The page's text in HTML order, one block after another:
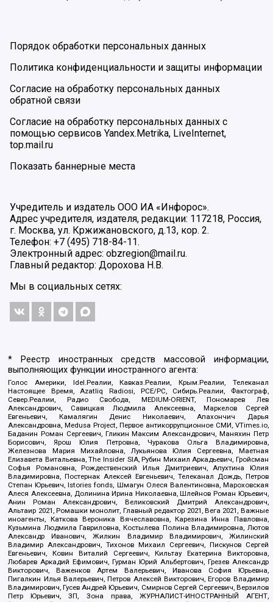
Порядок обработки персональных данных
Политика конфиденциальности и защиты информации
Согласие на обработку персональных данных
обратной связи
Согласие на обработку персональных данных с
помощью сервисов Yandex.Metrika, LiveInternet,
top.mail.ru
Показать баннерные места
Учредитель и издатель ООО ИА «Инфорос».
Адрес учредителя, издателя, редакции: 117218, Россия,
г. Москва, ул. Кржижановского, д.13, кор. 2.
Телефон: +7 (495) 718-84-11.
Электронный адрес: obzregion@mail.ru.
Главный редактор: Дорохова Н.В.
Мы в социальных сетях:
* Реестр иностранных средств массовой информации,
выполняющих функции иностранного агента:
Голос Америки, Idel.Реалии, Кавказ.Реалии, Крым.Реалии, Телеканал
Настоящее Время, Azatliq Radiosi, PCE/PC, Сибирь.Реалии, Фактограф,
Север.Реалии, Радио Свобода, MEDIUM-ORIENT, Пономарев Лев
Александрович, Савицкая Людмила Алексеевна, Маркелов Сергей
Евгеньевич, Камалягин Денис Николаевич, Апахончич Дарья
Александровна, Medusa Project, Первое антикоррупционное СМИ, VTimes.io,
Баданин Роман Сергеевич, Гликин Максим Александрович, Маняхин Петр
Борисович, Ярош Юлия Петровна, Чуракова Ольга Владимировна,
Железнова Мария Михайловна, Лукьянова Юлия Сергеевна, Маетная
Елизавета Витальевна, The Insider SIA, Рубин Михаил Аркадьевич, Гройсман
Софья Романовна, Рождественский Илья Дмитриевич, Апухтина Юлия
Владимировна, Постернак Алексей Евгеньевич, Телеканал Дождь, Петров
Степан Юрьевич, Istories fonds, Шмагун Олеся Валентиновна, Мароховская
Алеся Алексеевна, Долинина Ирина Николаевна, Шлейнов Роман Юрьевич,
Анин Роман Александрович, Великовский Дмитрий Александрович,
Альтаир 2021, Ромашки монолит, Главный редактор 2021, Вега 2021, Важные
иноагенты, Каткова Вероника Вячеславовна, Карезина Инна Павловна,
Кузьмина Людмила Гавриловна, Костылева Полина Владимировна, Лютов
Александр Иванович, Жилкин Владимир Владимирович, Жилинский
Владимир Александрович, Тихонов Михаил Сергеевич, Пискунов Сергей
Евгеньевич, Ковин Виталий Сергеевич, Кильтау Екатерина Викторовна,
Любарев Аркадий Ефимович, Гурман Юрий Альбертович, Грезев Александр
Викторович, Важенков Артем Валерьевич, Иванова София Юрьевна,
Пигалкин Илья Валерьевич, Петров Алексей Викторович, Егоров Владимир
Владимирович, Гусев Андрей Юрьевич, Смирнов Сергей Сергеевич, Верзилов
Петр Юрьевич, ЗП, Зона права, ЖУРНАЛИСТ-ИНОСТРАННЫЙ АГЕНТ,